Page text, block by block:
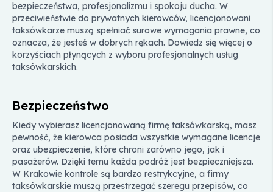
bezpieczeństwa, profesjonalizmu i spokoju ducha. W
przeciwieństwie do prywatnych kierowców, licencjonowani
taksówkarze muszą spełniać surowe wymagania prawne, co
oznacza, że jesteś w dobrych rękach. Dowiedz się więcej o
korzyściach płynących z wyboru profesjonalnych usług
taksówkarskich.
Bezpieczeństwo
Kiedy wybierasz licencjonowaną firmę taksówkarską, masz
pewność, że kierowca posiada wszystkie wymagane licencje
oraz ubezpieczenie, które chroni zarówno jego, jak i
pasażerów. Dzięki temu każda podróż jest bezpieczniejsza.
W Krakowie kontrole są bardzo restrykcyjne, a firmy
taksówkarskie muszą przestrzegać szeregu przepisów, co